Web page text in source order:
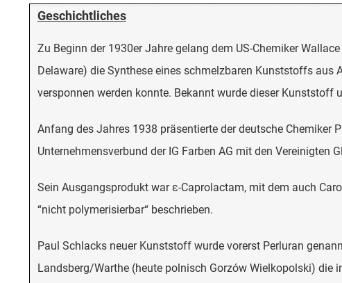
Geschichtliches
Zu Beginn der 1930er Jahre gelang dem US-Chemiker
Delaware) die Synthese eines schmelzbaren Kunststoffs aus
versponnen werden konnte. Bekannt wurde dieser
Anfang des Jahres 1938 präsentierte der deutsche Chemiker
Unternehmensverbund der IG Farben AG mit den Vereinigten
Sein Ausgangsprodukt war ε-Caprolactam, mit dem auch
“nicht polymerisierbar“ beschrieben.
Paul Schlacks neuer Kunststoff wurde vorerst Perluran
Landsberg/Warthe (heute polnisch Gorzów Wielkopolski) die